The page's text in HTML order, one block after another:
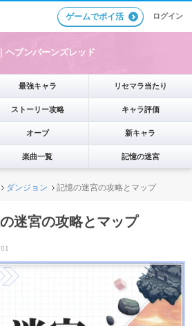
ゲームでポイ活 ログイン
ヘブンバーンズレッド
最強キャラ リセマラ当たり
ストーリー攻略 キャラ評価
オーブ 新キャラ
楽曲一覧 記憶の迷宮
ダンジョン 記憶の迷宮の攻略とマップ
迷宮の攻略とマップ